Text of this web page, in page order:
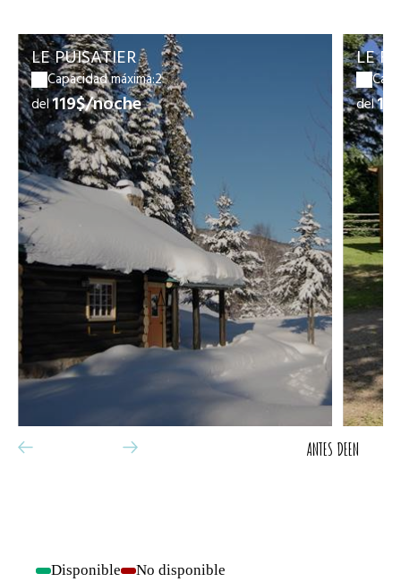
LE PUISATIER
Capacidad máxima:2
del119$/noche
LE
del
ANTES DEEN
- Disponible - No disponible